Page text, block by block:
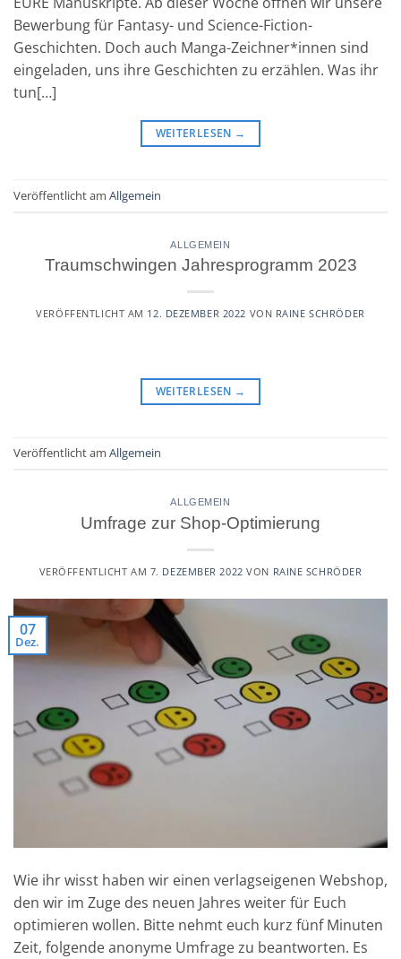
Bewerbung für Fantasy- und Science-Fiction-
Geschichten. Doch auch Manga-Zeichner*innen sind
eingeladen, uns ihre Geschichten zu erzählen. Was ihr
tun[…]
WEITERLESEN →
Veröffentlicht am Allgemein
ALLGEMEIN
Traumschwingen Jahresprogramm 2023
VERÖFFENTLICHT AM 12. DEZEMBER 2022 VON RAINE SCHRÖDER
WEITERLESEN →
Veröffentlicht am Allgemein
ALLGEMEIN
Umfrage zur Shop-Optimierung
VERÖFFENTLICHT AM 7. DEZEMBER 2022 VON RAINE SCHRÖDER
07
Dez.
Wie ihr wisst haben wir einen verlagseigenen Webshop,
den wir im Zuge des neuen Jahres weiter für Euch
optimieren wollen. Bitte nehmt euch kurz fünf Minuten
Zeit, folgende anonyme Umfrage zu beantworten. Es